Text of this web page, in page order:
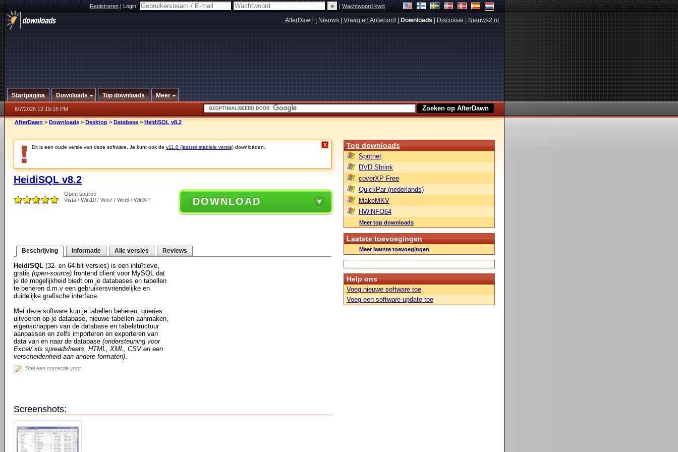
Registreren|Login: |Wachtwoord kwijt
AfterDawn Nieuws Vraag en Antwoord Downloads Discussie Nieuws2.nl
Startpagina Downloads Top downloads Meer
8/7/2026 12:19:15 PM
AfterDawn > Downloads > Desktop > Database > HeidiSQL v8.2
Dit is een oude versie van deze software. Je kunt ook de v11.0 (laatste stabiele versie) downloaden. X
HeidiSQL v8.2
Open source
Vista / Win10 / Win7 / Win8 / WinXP
DOWNLOAD
Beschrijving Informatie Alle versies Reviews
HeidiSQL (32- en 64-bit versies) is een intuïtieve,
gratis (open-source) frontend client voor MySQL dat
je de mogelijkheid biedt om je databases en tabellen
te beheren d.m.v een gebruikersvriendelijke en
duidelijke grafische interface.
Met deze software kun je tabellen beheren, queries
uitvoeren op je database, nieuwe tabellen aanmaken,
eigenschappen van de database en tabelstructuur
aanpassen en zelfs importeren en exporteren van
data van en naar de database (ondersteuning voor
Excel/.xls spreadsheets, HTML, XML, CSV en een
verscheidenheid aan andere formaten).
Stel een correctie voor
Screenshots:
Top downloads
Spotnet
DVD Shrink
coverXP Free
QuickPar (nederlands)
MakeMKV
HWiNFO64
Meer top downloads
Laatste toevoegingen
Meer laatste toevoegingen
Help ons
Voeg nieuwe software toe
Voeg een software update toe